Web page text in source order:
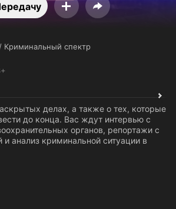
/ Криминальный спектр
делах, а также о тех, которые
до конца. Вас ждут интервью с
органов, репортажи с
анализ криминальной ситуации в